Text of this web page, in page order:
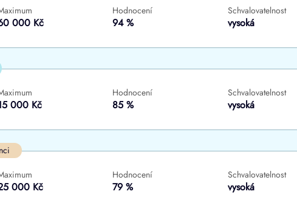
000 Kč
Hodnocení
94 %
Schvalovatelnost
vysoká
000 Kč
Hodnocení
85 %
Schvalovatelnost
vysoká
000 Kč
Hodnocení
79 %
Schvalovatelnost
vysoká